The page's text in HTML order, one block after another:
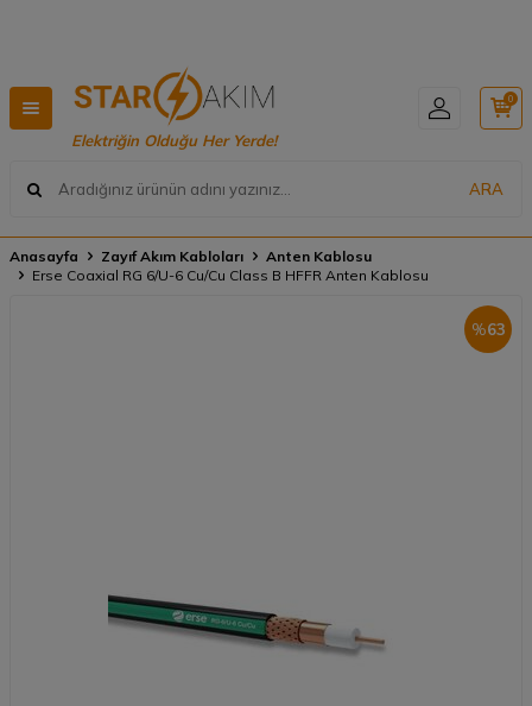
Elektriğin Olduğu Her Yerde!
ARA
0
Anasayfa Zayıf Akım Kabloları
Anten Kablosu
Erse Coaxial RG 6/U-6 Cu/Cu Class B HFFR Anten Kablosu
%63